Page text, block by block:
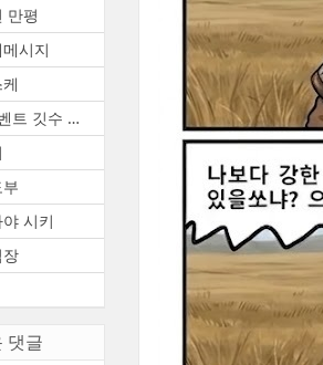
만평
시지
100기 이벤트 깃수 안내(수정3)
시키
댓글